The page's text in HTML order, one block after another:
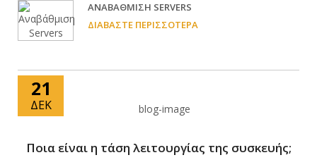
ΑΝΑΒΆΘΜΙΣΗ SERVERS
ΔΙΑΒΆΣΤΕ ΠΕΡΙΣΣΌΤΕΡΑ
21
ΔΕΚ
Ποια είναι η τάση λειτουργίας της συσκευής;